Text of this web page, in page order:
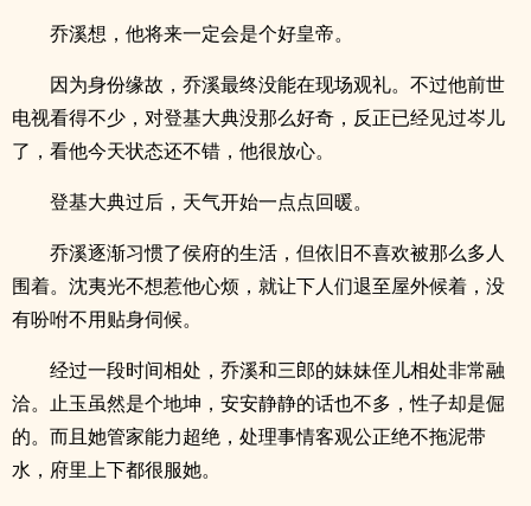
乔溪想，他将来一定会是个好皇帝。
因为身份缘故，乔溪最终没能在现场观礼。不过他前世
电视看得不少，对登基大典没那么好奇，反正已经见过岑儿
了，看他今天状态还不错，他很放心。
登基大典过后，天气开始一点点回暖。
乔溪逐渐习惯了侯府的生活，但依旧不喜欢被那么多人
围着。沈夷光不想惹他心烦，就让下人们退至屋外候着，没
有吩咐不用贴身伺候。
经过一段时间相处，乔溪和三郎的妹妹侄儿相处非常融
洽。止玉虽然是个地坤，安安静静的话也不多，性子却是倔
的。而且她管家能力超绝，处理事情客观公正绝不拖泥带
水，府里上下都很服她。